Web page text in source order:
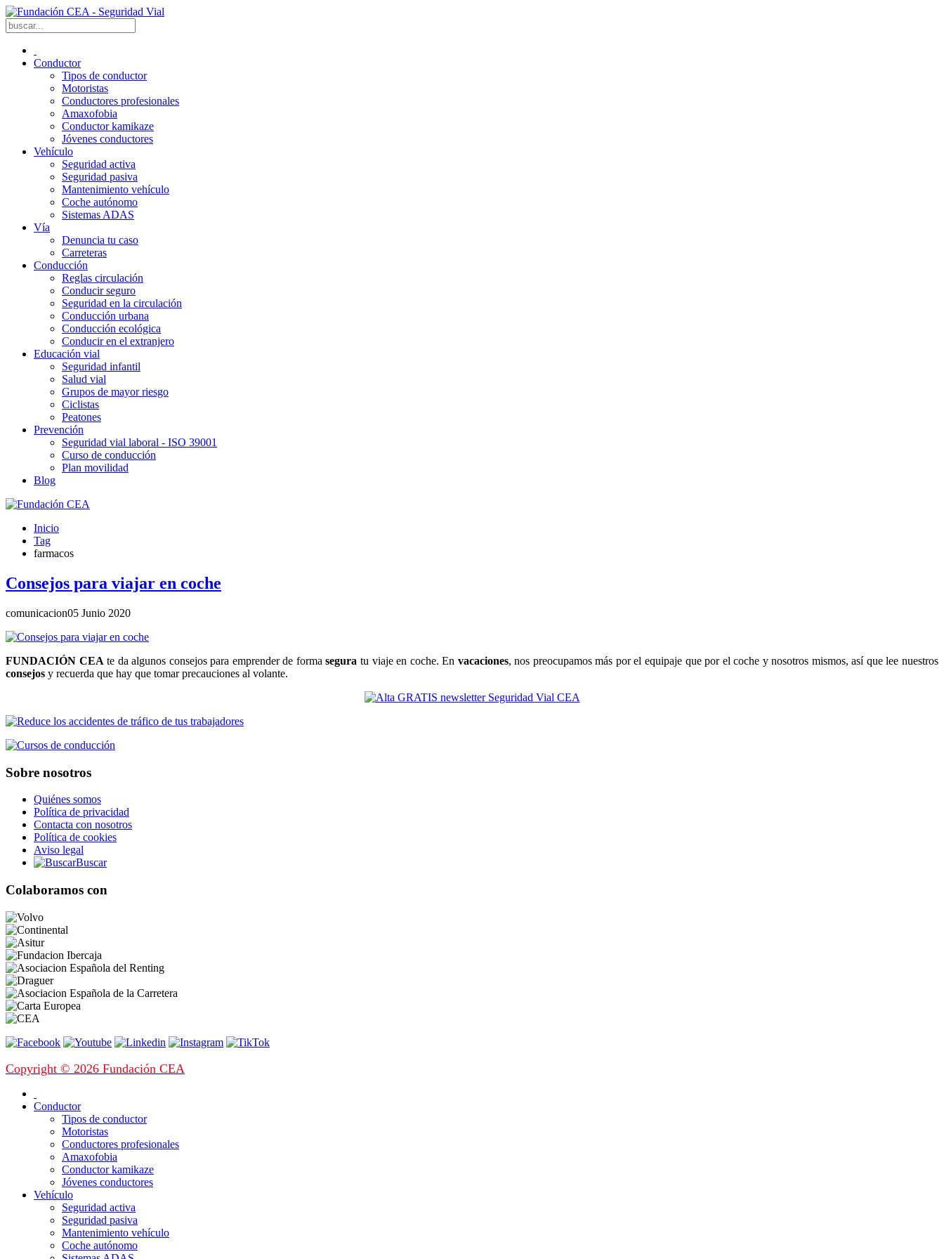
Conductor
Tipos de conductor
Motoristas
Conductores profesionales
Amaxofobia
Conductor kamikaze
Jóvenes conductores
Vehículo
Seguridad activa
Seguridad pasiva
Mantenimiento vehículo
Coche autónomo
Sistemas ADAS
Vía
Denuncia tu caso
Carreteras
Conducción
Reglas circulación
Conducir seguro
Seguridad en la circulación
Conducción urbana
Conducción ecológica
Conducir en el extranjero
Educación vial
Seguridad infantil
Salud vial
Grupos de mayor riesgo
Ciclistas
Peatones
Prevención
Seguridad vial laboral - ISO 39001
Curso de conducción
Plan movilidad
Blog
Inicio
Tag
farmacos
Consejos para viajar en coche
comunicacion05 Junio 2020
FUNDACIÓN CEA te da algunos consejos para emprender de formasegura tu viaje en coche. En vacaciones, nos preocupamos más por el equipaje que por el coche y nosotros mismos, así que lee nuestros
consejos y recuerda que hay que tomar precauciones al volante.
Sobre nosotros
Quiénes somos
Política de privacidad
Contacta con nosotros
Política de cookies
Aviso legal
Buscar
Colaboramos con
Copyright © 2026 Fundación CEA
Conductor
Tipos de conductor
Motoristas
Conductores profesionales
Amaxofobia
Conductor kamikaze
Jóvenes conductores
Vehículo
Seguridad activa
Seguridad pasiva
Mantenimiento vehículo
Coche autónomo